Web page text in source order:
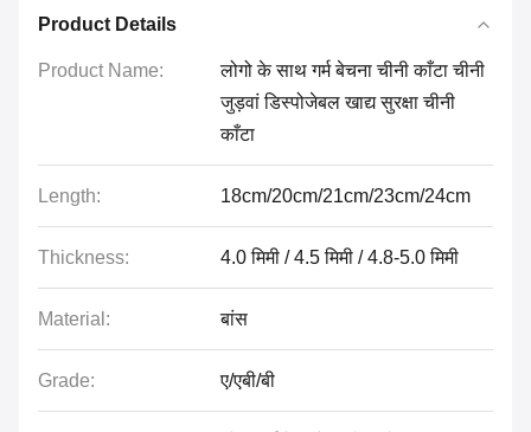
Product Details
Product Name:
लोगो के साथ गर्म बेचना चीनी काँटा चीनी
जुड़वां डिस्पोजेबल खाद्य सुरक्षा चीनी
काँटा
Length: 18cm/20cm/21cm/23cm/24cm
Thickness: 4.0 मिमी / 4.5 मिमी / 4.8-5.0 मिमी
Material: बांस
Grade: ए/एबी/बी